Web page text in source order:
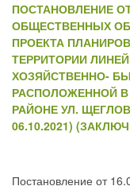
ПОСТАНОВЛЕНИЕ
ОБЩЕСТВЕННЫХ
ПРОЕКТА
ТЕРРИТОРИИ
ХОЗЯЙСТВЕННО-
РАСПОЛОЖЕННОЙ
РАЙОНЕ УЛ.
06.10.2021)
Постановление от